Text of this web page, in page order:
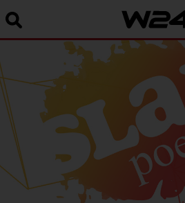
24 Stunden Wien
Sendungen A-Z
Programm
W24Smart
Suchbegriff eingeben: